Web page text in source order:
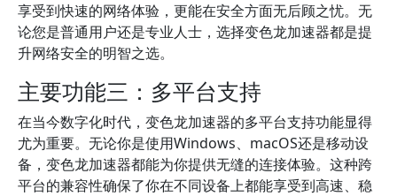
享受到快速的网络体验，更能在安全方面无后顾之忧。无
论您是普通用户还是专业人士，选择变色龙加速器都是提
升网络安全的明智之选。
主要功能三：多平台支持
在当今数字化时代，变色龙加速器的多平台支持功能显得
尤为重要。无论你是使用Windows、macOS还是移动设
备，变色龙加速器都能为你提供无缝的连接体验。这种跨
平台的兼容性确保了你在不同设备上都能享受到高速、稳